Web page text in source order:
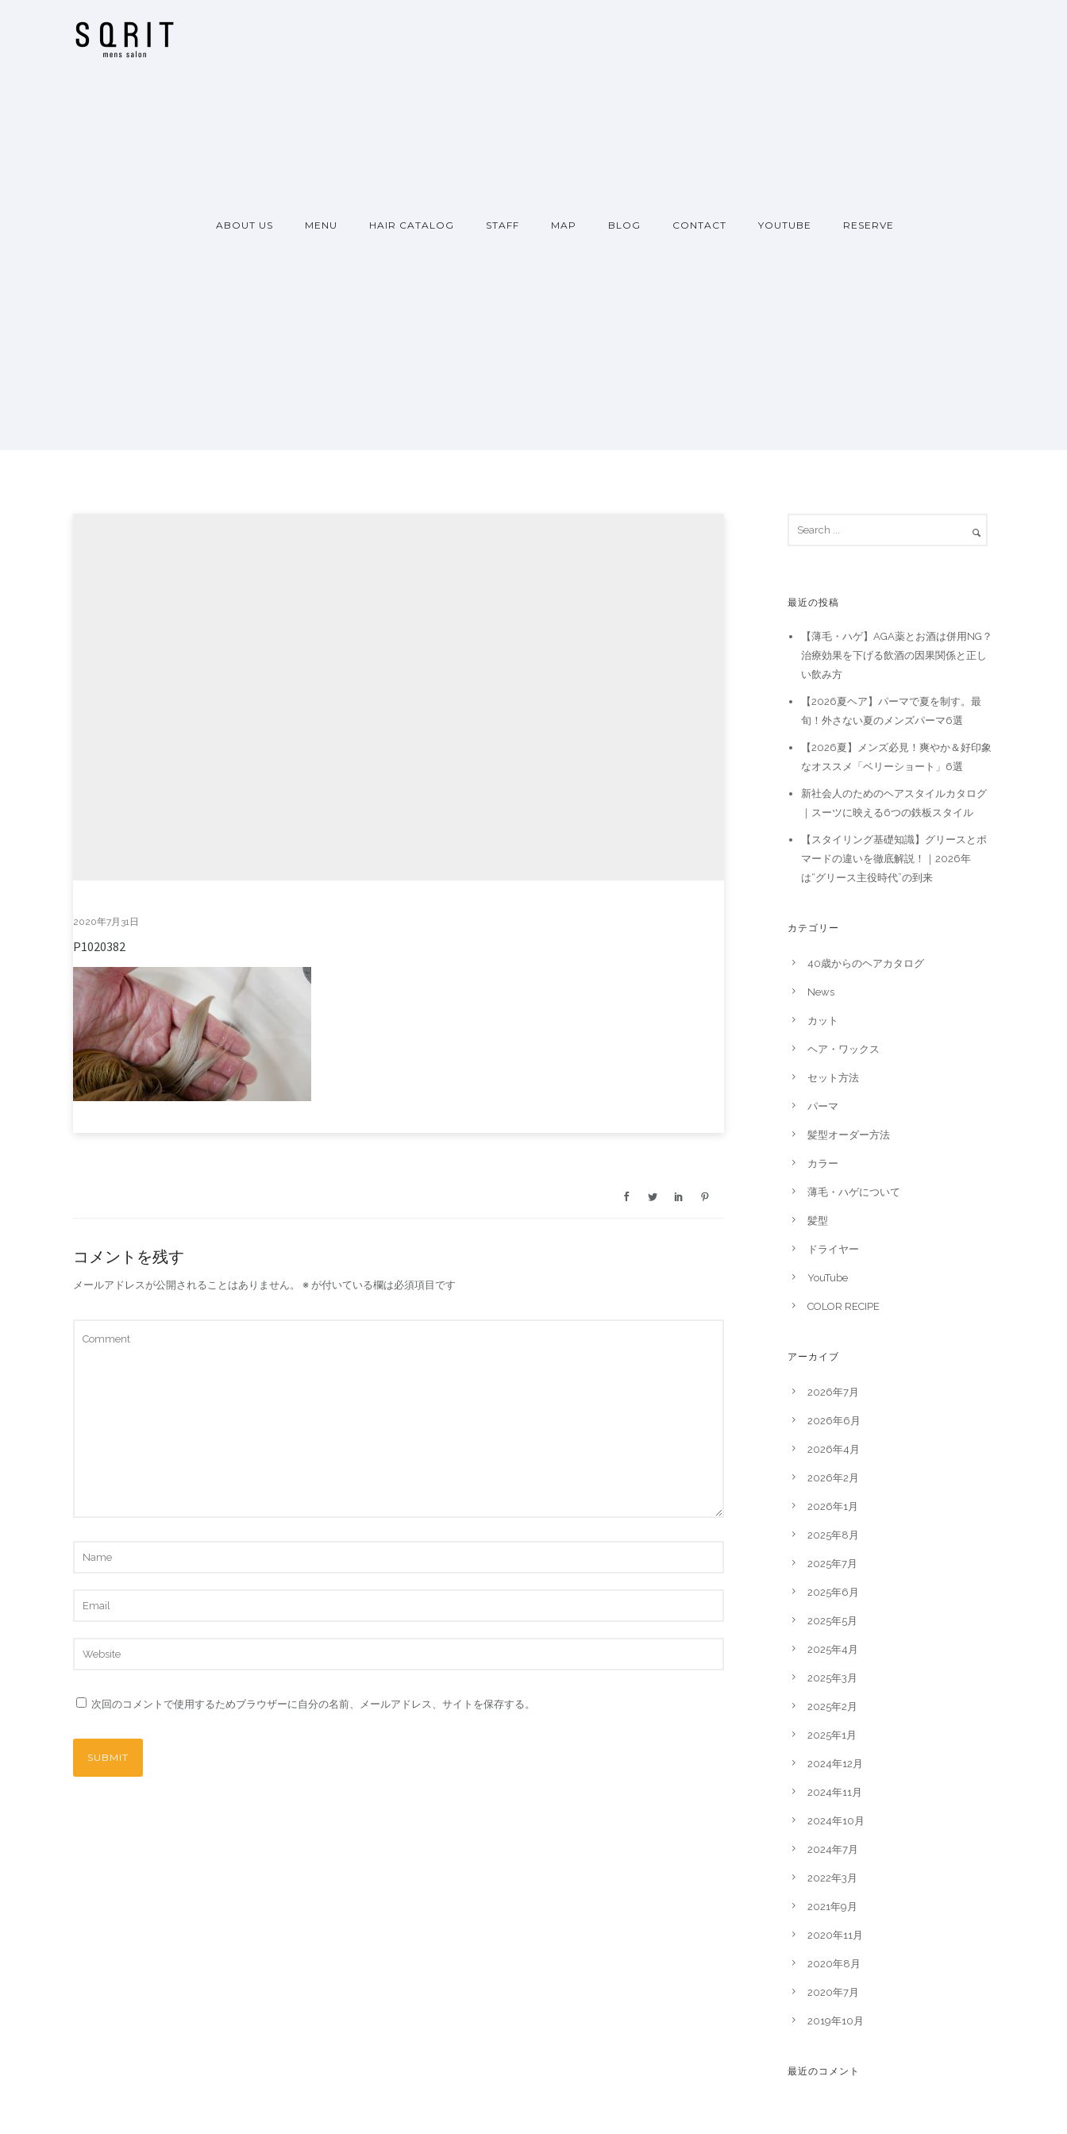
ABOUT US MENU HAIR CATALOG STAFF MAP BLOG CONTACT YOUTUBE RESERVE
2020年7月31日
P1020382
コメントを残す
メールアドレスが公開されることはありません。 ※ が付いている欄は必須項目です
次回のコメントで使用するためブラウザーに自分の名前、メールアドレス、サイトを保存する。
最近の投稿
【薄毛・ハゲ】AGA薬とお酒は併用NG？
治療効果を下げる飲酒の因果関係と正し
い飲み方
【2026夏ヘア】パーマで夏を制す。最
旬！外さない夏のメンズパーマ6選
【2026夏】メンズ必見！爽やか＆好印象
なオススメ「ベリーショート」6選
新社会人のためのヘアスタイルカタログ
｜スーツに映える6つの鉄板スタイル
【スタイリング基礎知識】グリースとポ
マードの違いを徹底解説！｜2026年
は“グリース主役時代”の到来
カテゴリー
40歳からのヘアカタログ
News
カット
ヘア・ワックス
セット方法
パーマ
髪型オーダー方法
カラー
薄毛・ハゲについて
髪型
ドライヤー
YouTube
COLOR RECIPE
アーカイブ
2026年7月
2026年6月
2026年4月
2026年2月
2026年1月
2025年8月
2025年7月
2025年6月
2025年5月
2025年4月
2025年3月
2025年2月
2025年1月
2024年12月
2024年11月
2024年10月
2024年7月
2022年3月
2021年9月
2020年11月
2020年8月
2020年7月
2019年10月
最近のコメント